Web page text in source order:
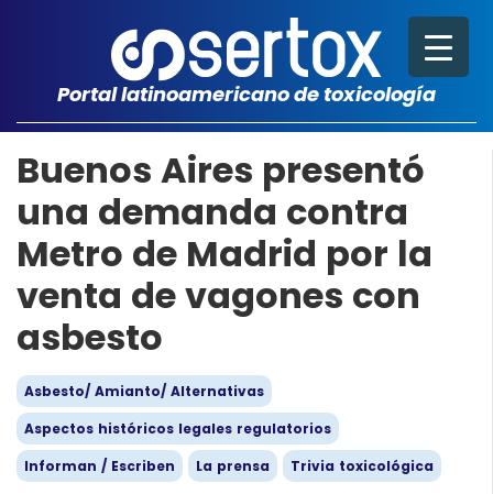
Portal latinoamericano de toxicología
Buenos Aires presentó
una demanda contra
Metro de Madrid por la
venta de vagones con
asbesto
Asbesto/ Amianto/ Alternativas
Aspectos históricos legales regulatorios
Informan / Escriben
La prensa Trivia toxicológica